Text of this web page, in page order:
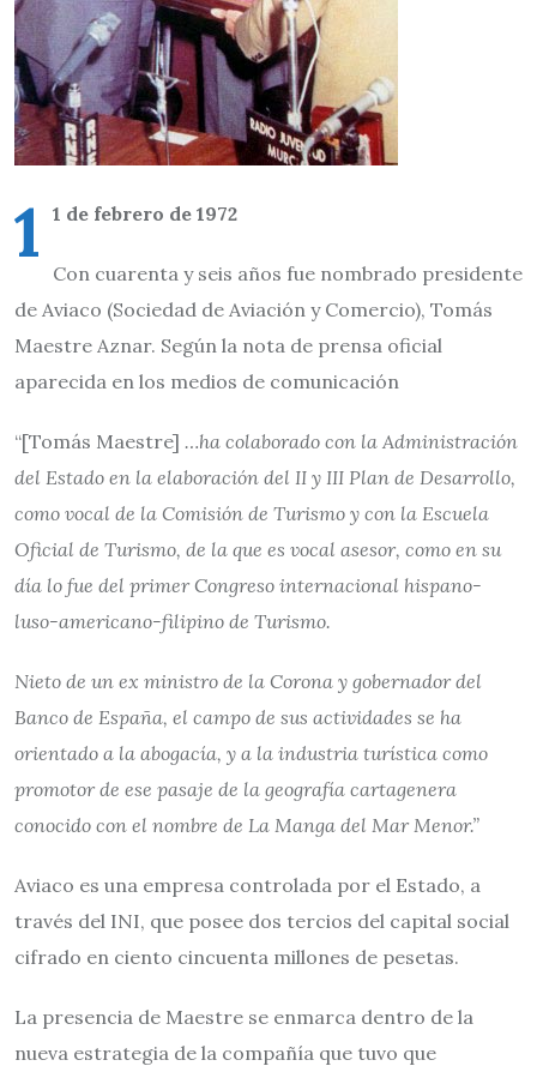
1 1 de febrero de 1972
Con cuarenta y seis años fue nombrado presidente
de Aviaco (Sociedad de Aviación y Comercio), Tomás
Maestre Aznar. Según la nota de prensa oficial
aparecida en los medios de comunicación
“[Tomás Maestre] …ha colaborado con la Administración
del Estado en la elaboración del II y III Plan de Desarrollo,
como vocal de la Comisión de Turismo y con la Escuela
Oficial de Turismo, de la que es vocal asesor, como en su
día lo fue del primer Congreso internacional hispano-
luso-americano-filipino de Turismo.
Nieto de un ex ministro de la Corona y gobernador del
Banco de España, el campo de sus actividades se ha
orientado a la abogacía, y a la industria turística como
promotor de ese pasaje de la geografía cartagenera
conocido con el nombre de La Manga del Mar Menor.”
Aviaco es una empresa controlada por el Estado, a
través del INI, que posee dos tercios del capital social
cifrado en ciento cincuenta millones de pesetas.
La presencia de Maestre se enmarca dentro de la
nueva estrategia de la compañía que tuvo que